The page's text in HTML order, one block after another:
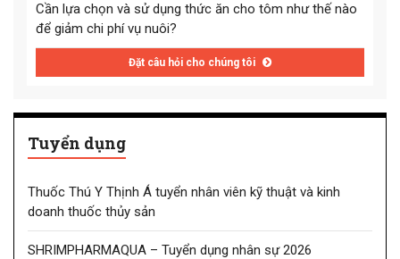
Cần lựa chọn và sử dụng thức ăn cho tôm như thế nào
để giảm chi phí vụ nuôi?
Đặt câu hỏi cho chúng tôi
Tuyển dụng
Thuốc Thú Y Thịnh Á tuyển nhân viên kỹ thuật và kinh
doanh thuốc thủy sản
SHRIMPHARMAQUA – Tuyển dụng nhân sự 2026